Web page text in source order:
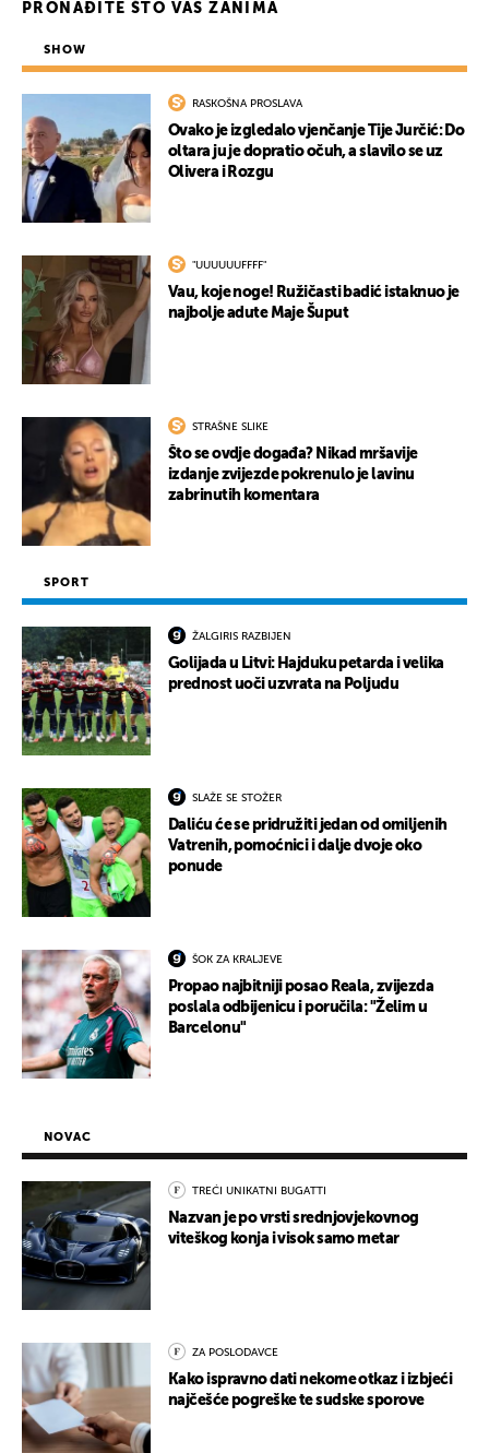
PRONAĐITE ŠTO VAS ZANIMA
SHOW
RASKOŠNA PROSLAVA
Ovako je izgledalo vjenčanje Tije Jurčić: Do
oltara ju je dopratio očuh, a slavilo se uz
Olivera i Rozgu
"UUUUUUFFFF"
Vau, koje noge! Ružičasti badić istaknuo je
najbolje adute Maje Šuput
STRAŠNE SLIKE
Što se ovdje događa? Nikad mršavije
izdanje zvijezde pokrenulo je lavinu
zabrinutih komentara
SPORT
ŽALGIRIS RAZBIJEN
Golijada u Litvi: Hajduku petarda i velika
prednost uoči uzvrata na Poljudu
SLAŽE SE STOŽER
Daliću će se pridružiti jedan od omiljenih
Vatrenih, pomoćnici i dalje dvoje oko
ponude
ŠOK ZA KRALJEVE
Propao najbitniji posao Reala, zvijezda
poslala odbijenicu i poručila: "Želim u
Barcelonu"
NOVAC
TREĆI UNIKATNI BUGATTI
Nazvan je po vrsti srednjovjekovnog
viteškog konja i visok samo metar
ZA POSLODAVCE
Kako ispravno dati nekome otkaz i izbjeći
najčešće pogreške te sudske sporove